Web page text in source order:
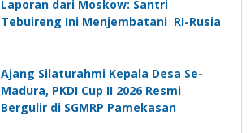
Laporan dari Moskow: Santri
Tebuireng Ini Menjembatani RI-Rusia
Ajang Silaturahmi Kepala Desa Se-
Madura, PKDI Cup II 2026 Resmi
Bergulir di SGMRP Pamekasan